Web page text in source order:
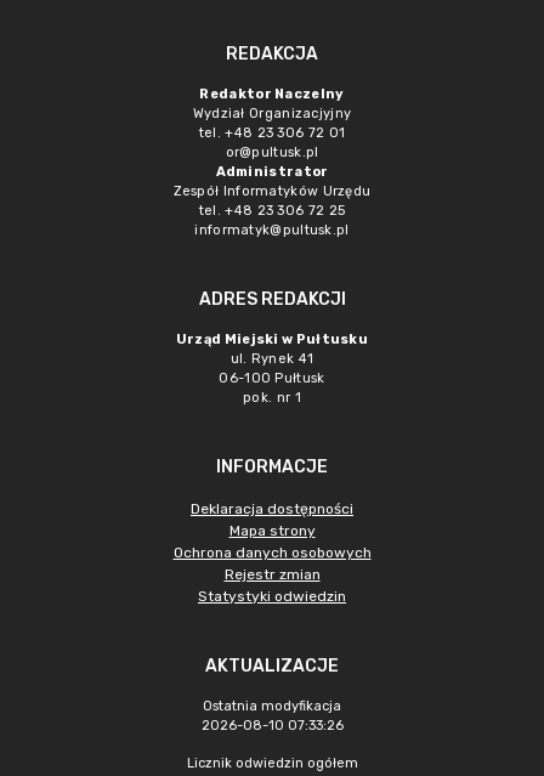
REDAKCJA
Redaktor Naczelny
Wydział Organizacjyjny
tel. +48 23 306 72 01
or@pultusk.pl
Administrator
Zespół Informatyków Urzędu
tel. +48 23 306 72 25
informatyk@pultusk.pl
ADRES REDAKCJI
Urząd Miejski w Pułtusku
ul. Rynek 41
06-100 Pułtusk
pok. nr 1
INFORMACJE
Deklaracja dostępności
Mapa strony
Ochrona danych osobowych
Rejestr zmian
Statystyki odwiedzin
AKTUALIZACJE
Ostatnia modyfikacja
2026-08-10 07:33:26
Licznik odwiedzin ogółem